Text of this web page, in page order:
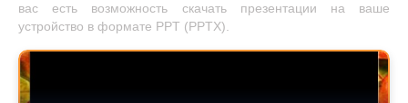
вас есть возможность скачать презентации на ваше
устройство в формате PPT (PPTX).